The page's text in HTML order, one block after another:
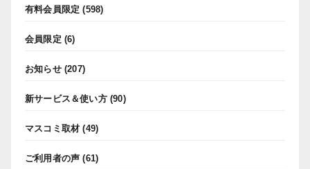
有料会員限定 (598)
会員限定 (6)
お知らせ(207)
新サービス＆使い方(90)
マスコミ取材 (49)
ご利用者の声 (61)